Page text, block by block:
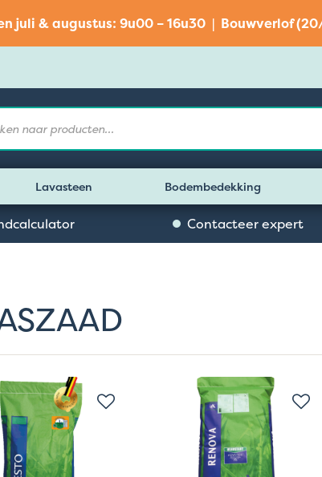
juli & augustus: 9u00 – 16u30 | Bouwverlof
Lavasteen Bodembedekking
Contacteer expert